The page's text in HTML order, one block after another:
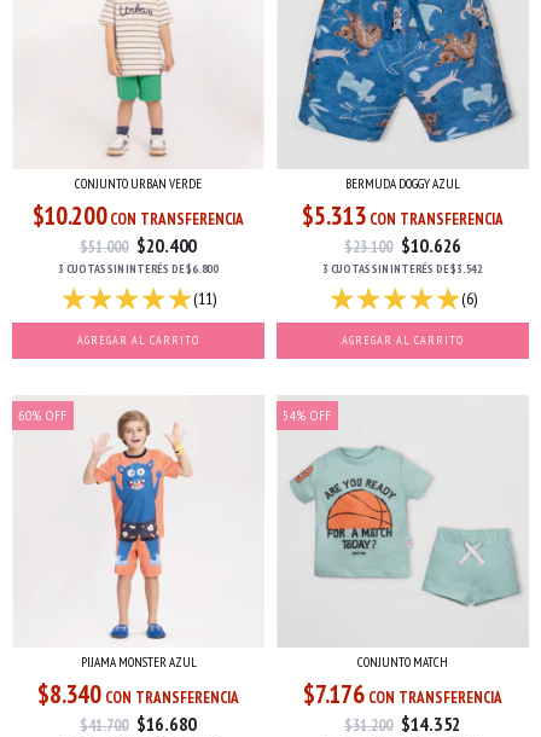
CONJUNTO URBAN VERDE
$10.200 CON TRANSFERENCIA
$51.000 $20.400
3 CUOTASSIN INTERÉS DE$6.800
(11)
AGREGAR AL CARRITO
BERMUDA DOGGY AZUL
$5.313 CON TRANSFERENCIA
$23.100 $10.626
3 CUOTASSIN INTERÉS DE$3.542
(6)
AGREGAR AL CARRITO
60% OFF
PIJAMA MONSTER AZUL
$8.340 CON TRANSFERENCIA
$41.700 $16.680
54% OFF
CONJUNTO MATCH
$7.176 CON TRANSFERENCIA
$31.200 $14.352